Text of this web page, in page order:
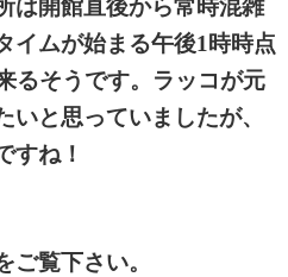
は開館直後から常時混雑
イムが始まる午後1時時点
るそうです。ラッコが元
と思っていましたが、
すね！
ご覧下さい。